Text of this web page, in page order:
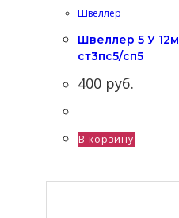
Швеллер
Швеллер 5 У 12м
ст3пс5/сп5
400 руб.
В корзину